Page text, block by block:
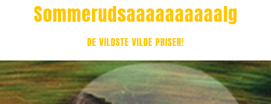
Sommerudsaaaaaaaaaalg
DE VILDSTE VILDE PRISER!